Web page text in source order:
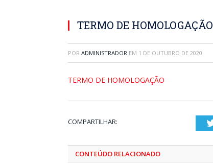
TERMO DE HOMOLOGAÇÃO
POR ADMINISTRADOR EM 1 DE OUTUBRO DE 2020
TERMO DE HOMOLOGAÇÃO
COMPARTILHAR:
CONTEÚDO RELACIONADO